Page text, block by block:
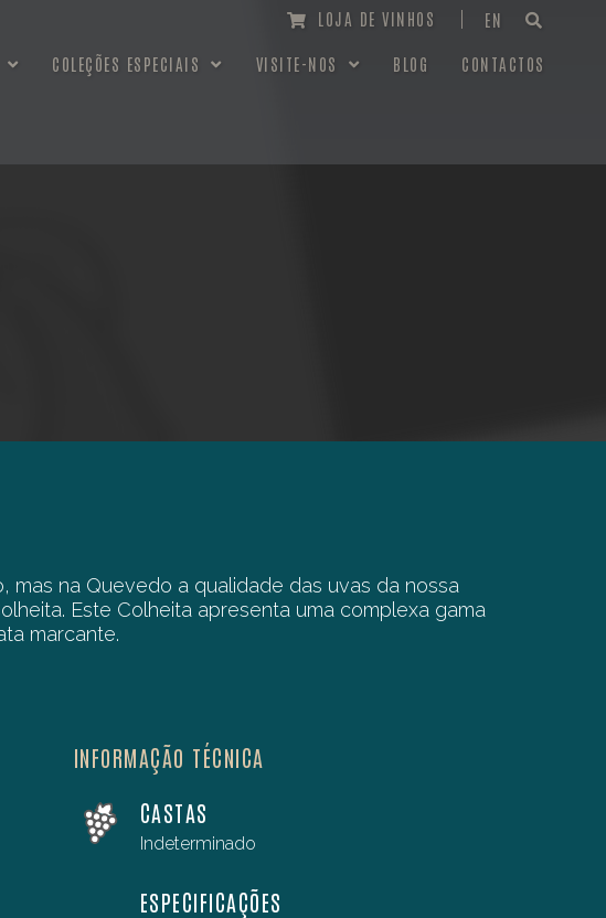
LOJA DE VINHOS EN
COLEÇÕES ESPECIAIS VISITE-NOS BLOG CONTACTOS
na Quevedo a qualidade das uvas da nossa
Este Colheita apresenta uma complexa gama
marcante.
INFORMAÇÃO TÉCNICA
CASTAS
Indeterminado
ESPECIFICAÇÕES